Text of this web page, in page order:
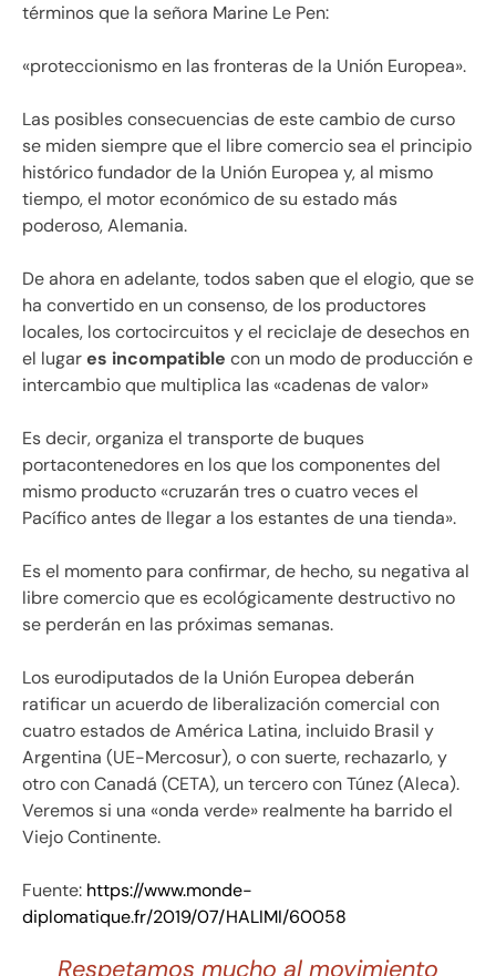
términos que la señora Marine Le Pen:
«proteccionismo en las fronteras de la Unión Europea».
Las posibles consecuencias de este cambio de curso
se miden siempre que el libre comercio sea el principio
histórico fundador de la Unión Europea y, al mismo
tiempo, el motor económico de su estado más
poderoso, Alemania.
De ahora en adelante, todos saben que el elogio, que se
ha convertido en un consenso, de los productores
locales, los cortocircuitos y el reciclaje de desechos en
el lugares incompatible con un modo de producción e
intercambio que multiplica las «cadenas de valor»
Es decir, organiza el transporte de buques
portacontenedores en los que los componentes del
mismo producto «cruzarán tres o cuatro veces el
Pacífico antes de llegar a los estantes de una tienda».
Es el momento para confirmar, de hecho, su negativa al
libre comercio que es ecológicamente destructivo no
se perderán en las próximas semanas.
Los eurodiputados de la Unión Europea deberán
ratificar un acuerdo de liberalización comercial con
cuatro estados de América Latina, incluido Brasil y
Argentina (UE-Mercosur), o con suerte, rechazarlo, y
otro con Canadá (CETA), un tercero con Túnez (Aleca).
Veremos si una «onda verde» realmente ha barrido el
Viejo Continente.
Fuente: https://www.monde-
diplomatique.fr/2019/07/HALIMI/60058
Respetamos mucho al movimiento